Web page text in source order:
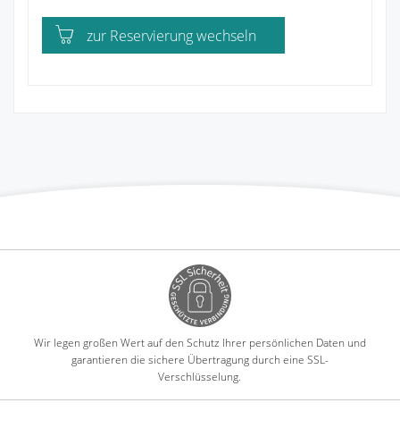
zur Reservierung wechseln
Wir legen großen Wert auf den Schutz Ihrer persönlichen Daten und
garantieren die sichere Übertragung durch eine SSL-
Verschlüsselung.